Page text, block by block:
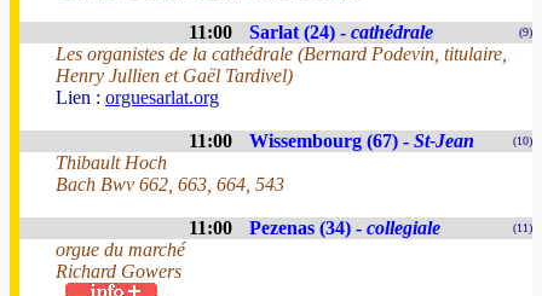
11:00 Sarlat (24) - cathédrale (9)
Les organistes de la cathédrale (Bernard Podevin, titulaire,
Henry Jullien et Gaël Tardivel)
Lien : orguesarlat.org
11:00 Wissembourg (67) - St-Jean (10)
Thibault Hoch
Bach Bwv 662, 663, 664, 543
11:00 Pezenas (34) - collegiale (11)
orgue du marché
Richard Gowers